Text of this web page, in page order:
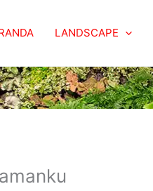
LANDSCAPE